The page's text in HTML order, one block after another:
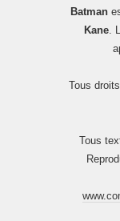
Batman
Kane.
Tous
Tous